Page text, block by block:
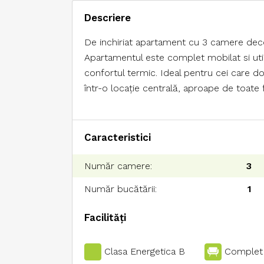
Descriere
De inchiriat apartament cu 3 camere
Apartamentul este complet mobilat si
confortul termic. Ideal pentru cei care
într-o locație centrală, aproape de toate
Caracteristici
Număr camere: 3
Număr bucătării: 1
Facilități
Clasa Energetica B